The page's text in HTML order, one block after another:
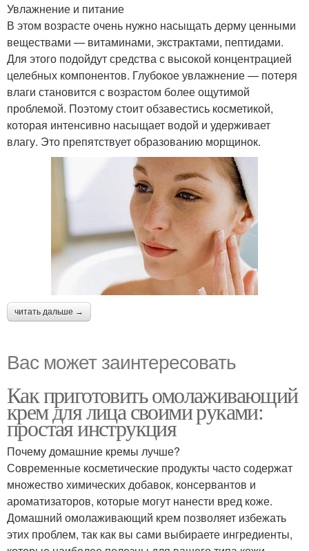
Увлажнение и питание
В этом возрасте очень нужно насыщать дерму ценными
веществами — витаминами, экстрактами, пептидами.
Для этого подойдут средства с высокой концентрацией
целебных компонентов. Глубокое увлажнение — потеря
влаги становится с возрастом более ощутимой
проблемой. Поэтому стоит обзавестись косметикой,
которая интенсивно насыщает водой и удерживает
влагу. Это препятствует образованию морщинок.
читать дальше →
Вас может заинтересовать
Как приготовить омолаживающий
крем для лица своими руками:
простая инструкция
Почему домашние кремы лучше?
Современные косметические продукты часто содержат
множество химических добавок, консервантов и
ароматизаторов, которые могут нанести вред коже.
Домашний омолаживающий крем позволяет избежать
этих проблем, так как вы сами выбираете ингредиенты,